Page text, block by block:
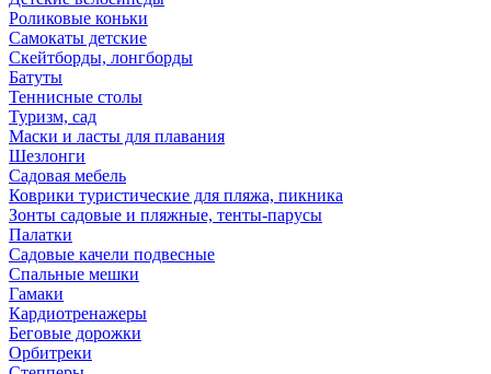
Роликовые коньки
Самокаты детские
Скейтборды, лонгборды
Батуты
Теннисные столы
Туризм, сад
Маски и ласты для плавания
Шезлонги
Садовая мебель
Коврики туристические для пляжа, пикника
Зонты садовые и пляжные, тенты-парусы
Палатки
Садовые качели подвесные
Спальные мешки
Гамаки
Кардиотренажеры
Беговые дорожки
Орбитреки